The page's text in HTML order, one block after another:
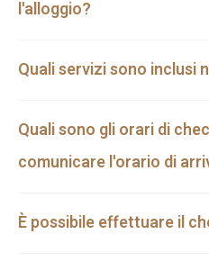
l'alloggio?
Quali servizi sono inclusi
Quali sono gli orari di
comunicare l'orario di
È possibile effettuare il